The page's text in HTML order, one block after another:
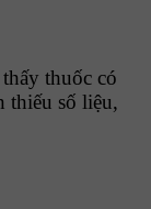
thuốc có
thiếu số liệu,